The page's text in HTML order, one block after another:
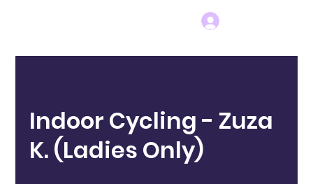
Indoor Cycling - Zuza
K. (Ladies Only)